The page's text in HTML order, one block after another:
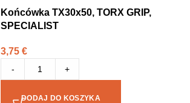
Końcówka TX30x50, TORX GRIP,
SPECIALIST
3,75 €
- +
DODAJ DO KOSZYKA